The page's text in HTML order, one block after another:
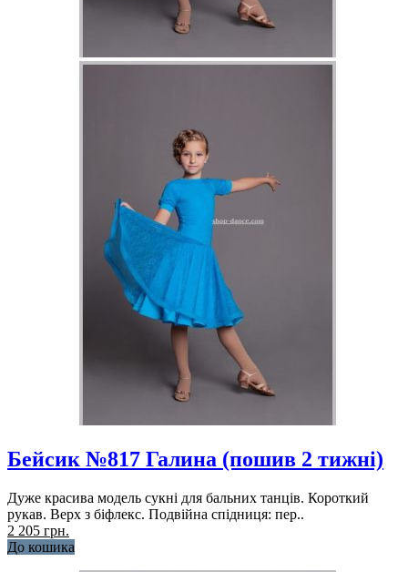
Бейсик №817 Галина (пошив 2 тижні)
Дуже красива модель сукні для бальних танців. Короткий
рукав. Верх з біфлекс. Подвійна спідниця: пер..
2 205 грн.
До кошика